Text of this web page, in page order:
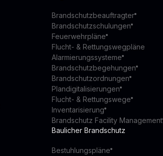
Brandschutzbeauftragter
Brandschutzschulungen
Feuerwehrpläne
Flucht- & Rettungswegpläne
Alarmierungssysteme
Brandschutzbegehungen
Brandschutzordnungen
Plandigitalisierungen
Flucht- & Rettungswege
Inventarisierung
Brandschutz Facility Management
Baulicher Brandschutz
Bestuhlungspläne